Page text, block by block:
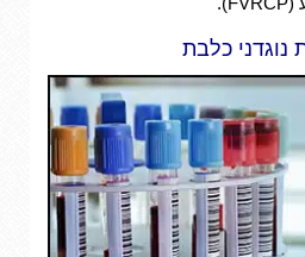
נוגדני כלבת